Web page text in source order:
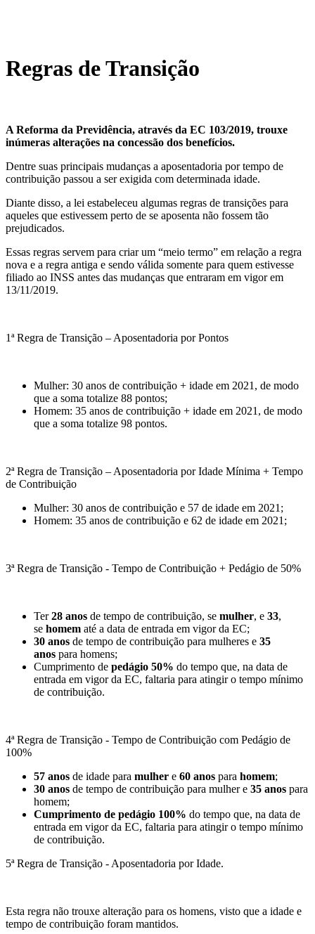
Regras de Transição
A Reforma da Previdência, através da EC 103/2019, trouxe
inúmeras alterações na concessão dos benefícios.
Dentre suas principais mudanças a aposentadoria por tempo de
contribuição passou a ser exigida com determinada idade.
Diante disso, a lei estabeleceu algumas regras de transições para
aqueles que estivessem perto de se aposenta não fossem tão
prejudicados.
Essas regras servem para criar um “meio termo” em relação a regra
nova e a regra antiga e sendo válida somente para quem estivesse
filiado ao INSS antes das mudanças que entraram em vigor em
13/11/2019.
1ª Regra de Transição – Aposentadoria por Pontos
Mulher: 30 anos de contribuição + idade em 2021, de modo
que a soma totalize 88 pontos;
Homem: 35 anos de contribuição + idade em 2021, de modo
que a soma totalize 98 pontos.
2ª Regra de Transição – Aposentadoria por Idade Mínima + Tempo
de Contribuição
Mulher: 30 anos de contribuição e 57 de idade em 2021;
Homem: 35 anos de contribuição e 62 de idade em 2021;
3ª Regra de Transição - Tempo de Contribuição + Pedágio de 50%
Ter28 anos de tempo de contribuição, se mulher, e 33,
se homem até a data de entrada em vigor da EC;
30 anos de tempo de contribuição para mulheres e 35
anos para homens;
Cumprimento de pedágio 50% do tempo que, na data de
entrada em vigor da EC, faltaria para atingir o tempo mínimo
de contribuição.
4ª Regra de Transição - Tempo de Contribuição com Pedágio de
100%
57 anos de idade para mulher e 60 anos para homem;
30 anos de tempo de contribuição para mulher e 35 anos para
homem;
Cumprimento de pedágio 100% do tempo que, na data de
entrada em vigor da EC, faltaria para atingir o tempo mínimo
de contribuição.
5ª Regra de Transição - Aposentadoria por Idade.
Esta regra não trouxe alteração para os homens, visto que a idade e
tempo de contribuição foram mantidos.